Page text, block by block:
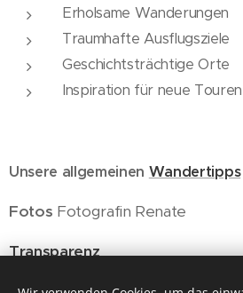
Erholsame Wanderungen
Traumhafte Ausflugsziele
Geschichtsträchtige Orte
Inspiration für neue Touren
Unsere allgemeinen Wandertipps
Fotos Fotografin Renate
Transparenz